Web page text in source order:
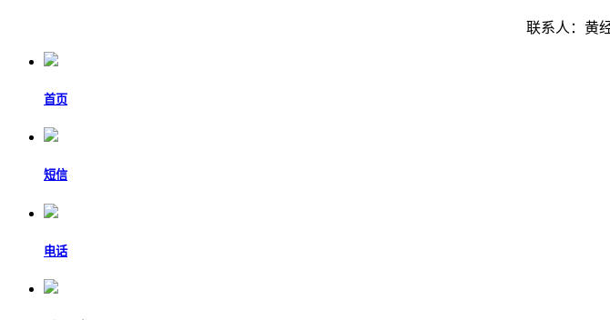
联系人：黄
首页
短信
电话